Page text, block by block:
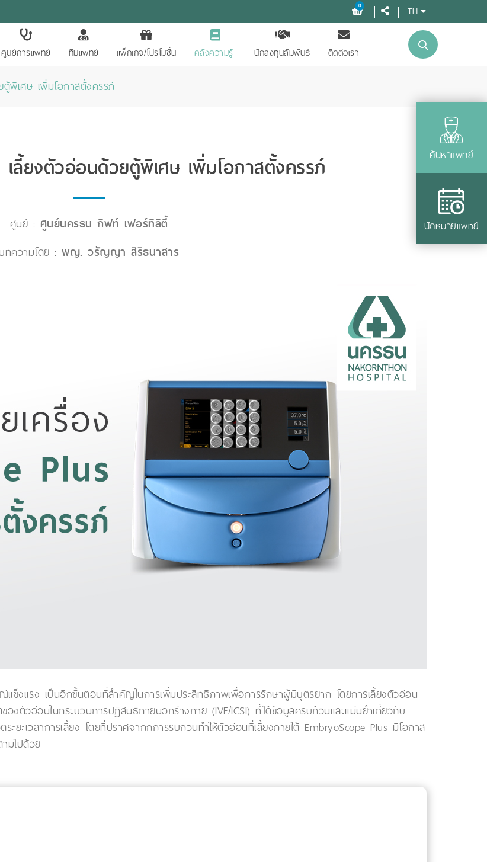
0 TH
ศูนย์การแพทย์ ทีมแพทย์ แพ็กเกจ/โปรโมชั่น คลังความรู้ นักลงทุนสัมพันธ์ ติดต่อเรา
ค้นหาแพทย์
นัดหมายแพทย์
พิเศษ เพิ่มโอกาสตั้งครรภ์
เลี้ยงตัวอ่อนด้วยตู้พิเศษ เพิ่มโอกาสตั้งครรภ์
ศูนย์ : ศูนย์นครธน กิฟท์ เฟอร์ทิลิตี้
บทความโดย : พญ. วรัญญา สิริธนาสาร
ข็งแรง เป็นอีกขั้นตอนที่สำคัญในการเพิ่มประสิทธิภาพเพื่อการรักษาผู้มีบุตรยาก โดยการเลี้ยงตัวอ่อน
องตัวอ่อนในกระบวนการปฏิสนธิภายนอกร่างกาย (IVF/ICSI) ที่ได้ข้อมูลครบถ้วนและแม่นยำเกี่ยวกับ
เวลาการเลี้ยง โดยที่ปราศจากกการรบกวนทำให้ตัวอ่อนที่เลี้ยงภายใต้ EmbryoScope Plus มีโอกาส
มไปด้วย